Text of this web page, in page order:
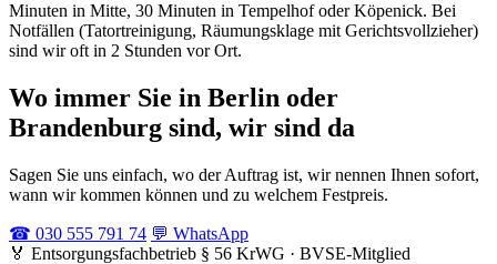
Minuten in Mitte, 30 Minuten in Tempelhof oder Köpenick. Bei
Notfällen (Tatortreinigung, Räumungsklage mit Gerichtsvollzieher)
sind wir oft in 2 Stunden vor Ort.
Wo immer Sie in Berlin oder
Brandenburg sind, wir sind da
Sagen Sie uns einfach, wo der Auftrag ist, wir nennen Ihnen sofort,
wann wir kommen können und zu welchem Festpreis.
☎ 030 555 791 74 💬 WhatsApp
🏅 Entsorgungsfachbetrieb § 56 KrWG · BVSE-Mitglied